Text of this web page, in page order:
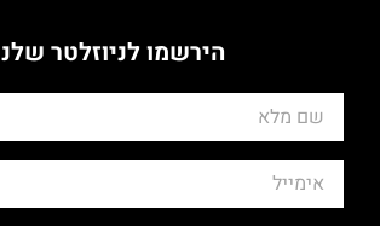
הירשמו לניוזלטר